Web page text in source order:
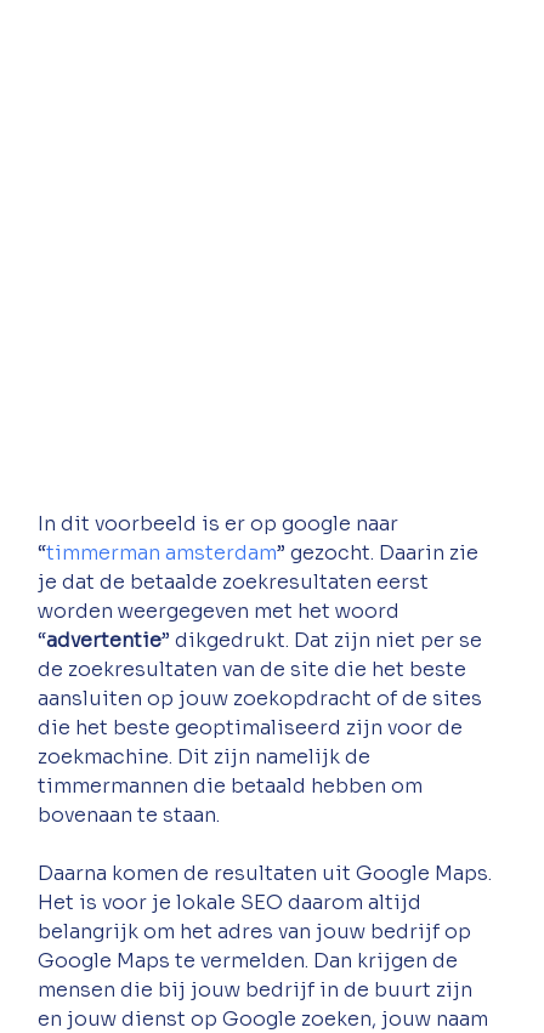
In dit voorbeeld is er op google naar
“timmerman amsterdam” gezocht. Daarin zie
je dat de betaalde zoekresultaten eerst
worden weergegeven met het woord
“advertentie” dikgedrukt. Dat zijn niet per se
de zoekresultaten van de site die het beste
aansluiten op jouw zoekopdracht of de sites
die het beste geoptimaliseerd zijn voor de
zoekmachine. Dit zijn namelijk de
timmermannen die betaald hebben om
bovenaan te staan.
Daarna komen de resultaten uit Google Maps.
Het is voor je lokale SEO daarom altijd
belangrijk om het adres van jouw bedrijf op
Google Maps te vermelden. Dan krijgen de
mensen die bij jouw bedrijf in de buurt zijn
en jouw dienst op Google zoeken, jouw naam